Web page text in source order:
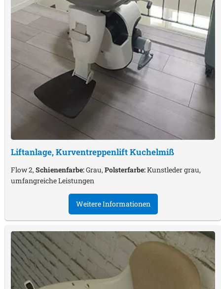
Liftanlage, KurventreppenliftKuchelmiß
Flow 2,Schienenfarbe:Grau,Polsterfarbe:Kunstleder grau,
umfangreiche Leistungen
Weitere Informationen